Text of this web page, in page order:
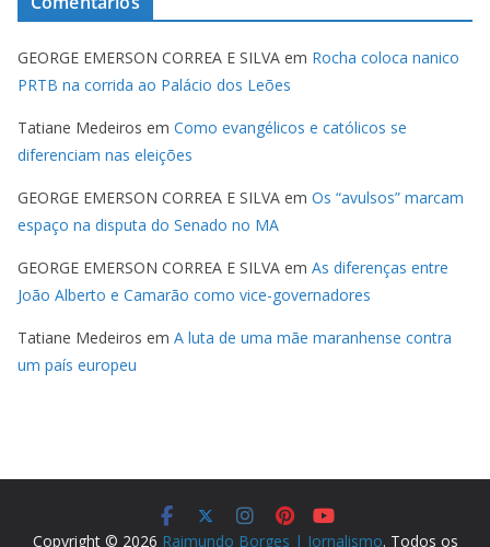
GEORGE EMERSON CORREA E SILVA em Rocha coloca nanico
PRTB na corrida ao Palácio dos Leões
Tatiane Medeiros em Como evangélicos e católicos se
diferenciam nas eleições
GEORGE EMERSON CORREA E SILVA em Os “avulsos” marcam
espaço na disputa do Senado no MA
GEORGE EMERSON CORREA E SILVA em As diferenças entre
João Alberto e Camarão como vice-governadores
Tatiane Medeiros em A luta de uma mãe maranhense contra
um país europeu
Copyright © 2026 Raimundo Borges | Jornalismo. Todos os